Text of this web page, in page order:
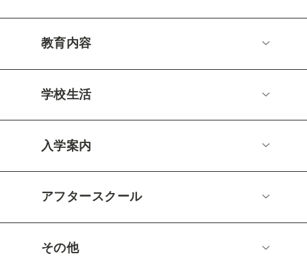
教育内容
学校生活
入学案内
アフタースクール
その他